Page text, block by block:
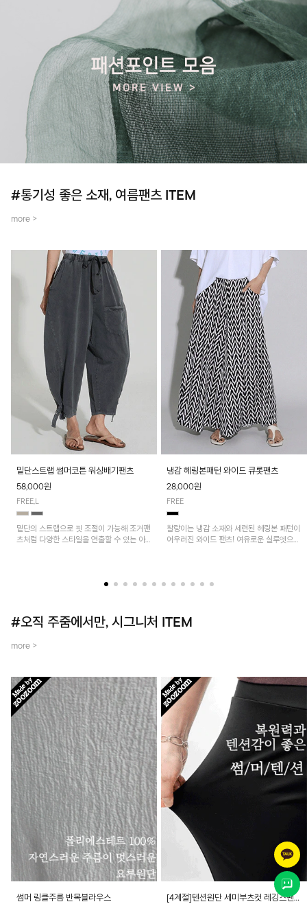
#통기성 좋은 소재, 여름팬츠 ITEM
more >
밑단스트랩 썸머코튼 워싱배기팬츠
58,000원
FREE,L
밑단의 스트랩으로 핏 조절이 가능해 조거팬
츠처럼 다양한 스타일을 연출할 수 있는 아
냉감 헤링본패턴 와이드 큐롯팬츠
28,000원
FREE
찰랑이는 냉감 소재와 세련된 헤링본 패턴이
어우러진 와이드 팬츠! 여유로운 실루엣으로
#오직 주줌에서만, 시그니처 ITEM
more >
썸머 링클주름 반목블라우스 [4계절]텐션원단 세미부츠컷 레깅스팬